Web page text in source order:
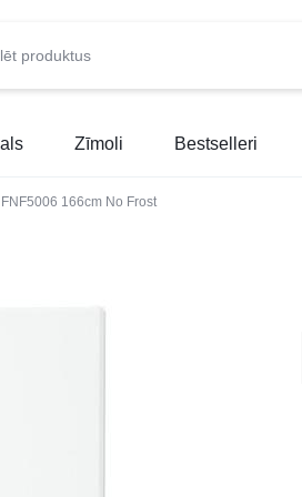
Zīmoli Bestselleri
166cm No Frost